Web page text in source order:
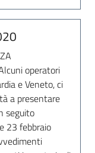
operatori
e Veneto, ci
a presentare
seguito
23 febbraio